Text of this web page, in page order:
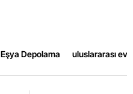
Eşya Depolama uluslararası